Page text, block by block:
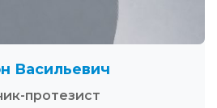
Васильевич
протезист